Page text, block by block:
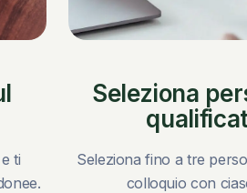
ti
Seleziona
Seleziona fino a tre
colloquio con